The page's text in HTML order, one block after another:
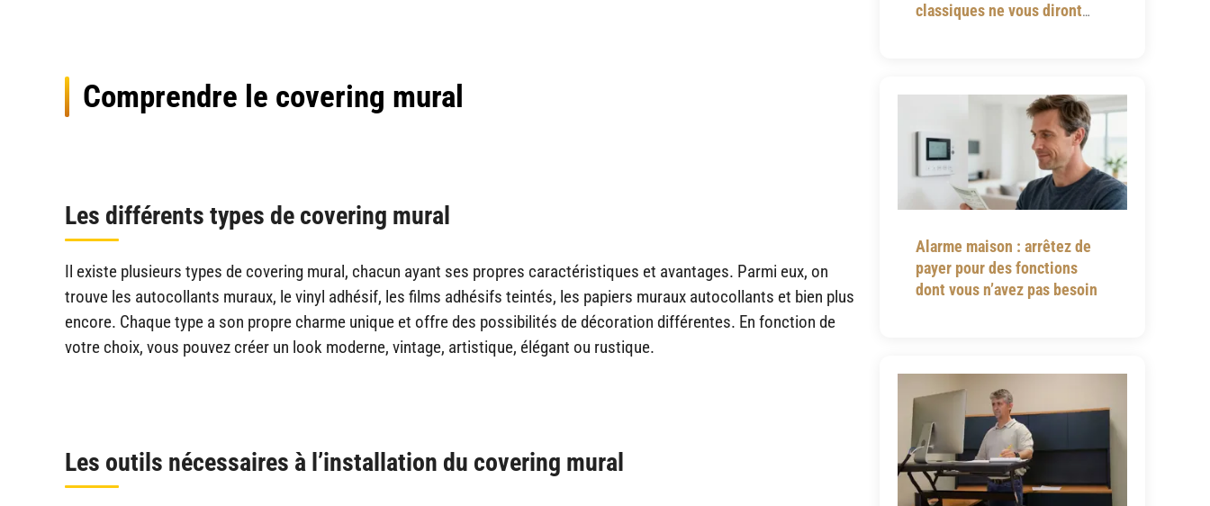
Comprendre le covering mural
Les différents types de covering mural
Il existe plusieurs types de covering mural, chacun ayant ses propres caractéristiques et avantages. Parmi eux, on
trouve les autocollants muraux, le vinyl adhésif, les films adhésifs teintés, les papiers muraux autocollants et bien plus
encore. Chaque type a son propre charme unique et offre des possibilités de décoration différentes. En fonction de
votre choix, vous pouvez créer un look moderne, vintage, artistique, élégant ou rustique.
Les outils nécessaires à l’installation du covering mural
classiques ne vous diront
Alarme maison : arrêtez de
payer pour des fonctions
dont vous n’avez pas besoin